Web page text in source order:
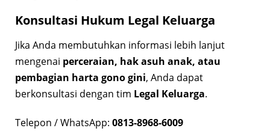
Konsultasi Hukum Legal Keluarga
Jika Anda membutuhkan informasi lebih lanjut
mengenai perceraian, hak asuh anak, atau
pembagian harta gono gini, Anda dapat
berkonsultasi dengan tim Legal Keluarga.
Telepon / WhatsApp: 0813-8968-6009